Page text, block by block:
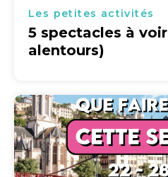
Les petites activités
5 spectacles à
alentours)